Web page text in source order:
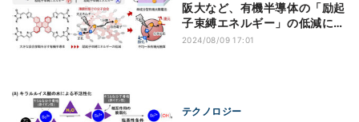
阪大など、有機半導体の「励起
子束縛エネルギー」の低減に成
功
2024/08/09 17:01
テクノロジー